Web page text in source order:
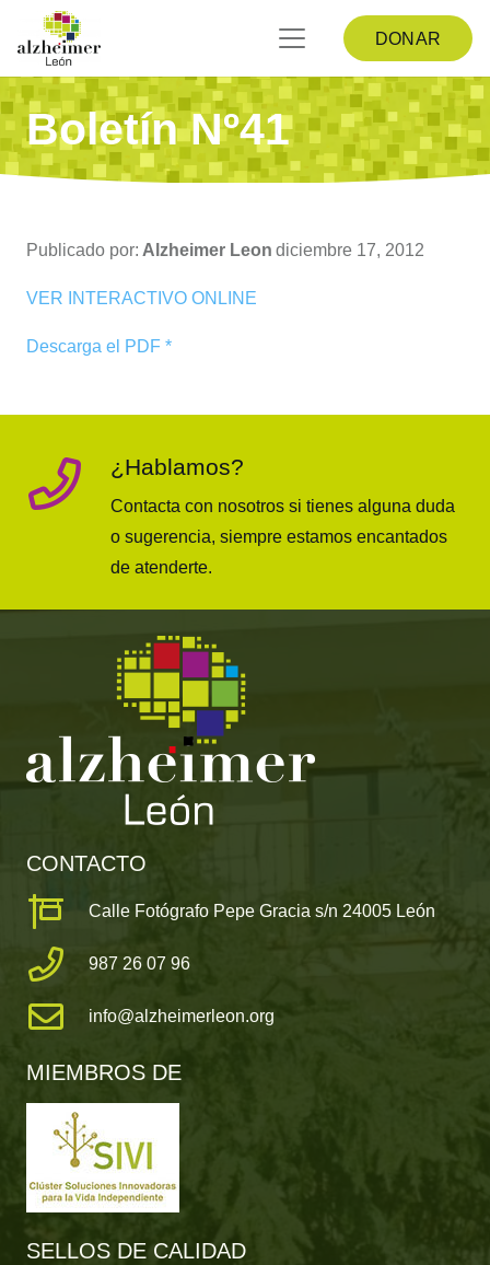
DONAR
Boletín Nº41
Publicado por: Alzheimer Leon diciembre 17, 2012
VER INTERACTIVO ONLINE
Descarga el PDF *
¿Hablamos?
Contacta con nosotros si tienes alguna duda
o sugerencia, siempre estamos encantados
de atenderte.
CONTACTO
Calle Fotógrafo Pepe Gracia s/n 24005 León
987 26 07 96
info@alzheimerleon.org
MIEMBROS DE
SELLOS DE CALIDAD